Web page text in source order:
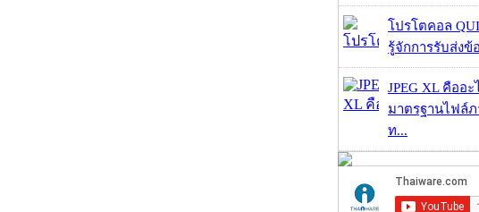
โปรโตคอล
รู้จักการรับส่ง
JPEG XL คืออะ
มาตรฐานไฟล์
ท...